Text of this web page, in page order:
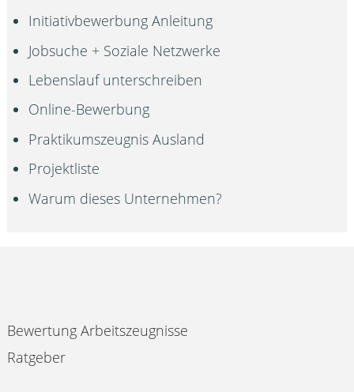
Initiativbewerbung Anleitung
Jobsuche + Soziale Netzwerke
Lebenslauf unterschreiben
Online-Bewerbung
Praktikumszeugnis Ausland
Projektliste
Warum dieses Unternehmen?
Bewertung Arbeitszeugnisse
Ratgeber